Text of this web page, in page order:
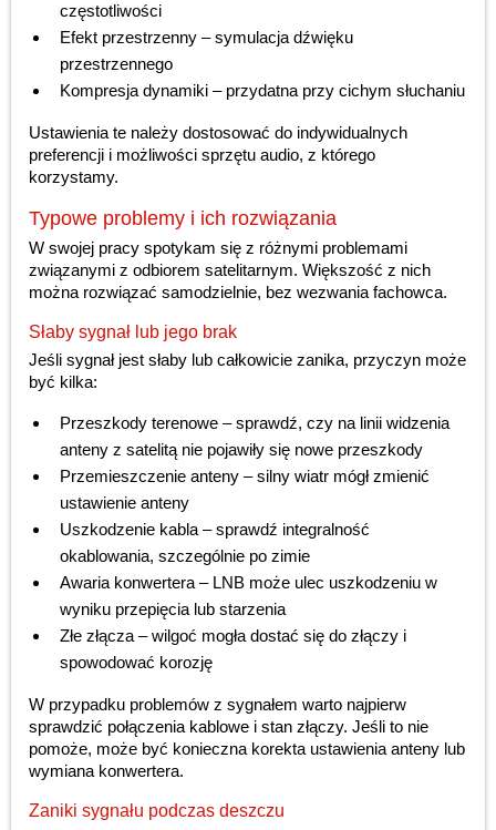
częstotliwości
Efekt przestrzenny – symulacja dźwięku
przestrzennego
Kompresja dynamiki – przydatna przy cichym słuchaniu
Ustawienia te należy dostosować do indywidualnych
preferencji i możliwości sprzętu audio, z którego
korzystamy.
Typowe problemy i ich rozwiązania
W swojej pracy spotykam się z różnymi problemami
związanymi z odbiorem satelitarnym. Większość z nich
można rozwiązać samodzielnie, bez wezwania fachowca.
Słaby sygnał lub jego brak
Jeśli sygnał jest słaby lub całkowicie zanika, przyczyn może
być kilka:
Przeszkody terenowe – sprawdź, czy na linii widzenia
anteny z satelitą nie pojawiły się nowe przeszkody
Przemieszczenie anteny – silny wiatr mógł zmienić
ustawienie anteny
Uszkodzenie kabla – sprawdź integralność
okablowania, szczególnie po zimie
Awaria konwertera – LNB może ulec uszkodzeniu w
wyniku przepięcia lub starzenia
Złe złącza – wilgoć mogła dostać się do złączy i
spowodować korozję
W przypadku problemów z sygnałem warto najpierw
sprawdzić połączenia kablowe i stan złączy. Jeśli to nie
pomoże, może być konieczna korekta ustawienia anteny lub
wymiana konwertera.
Zaniki sygnału podczas deszczu